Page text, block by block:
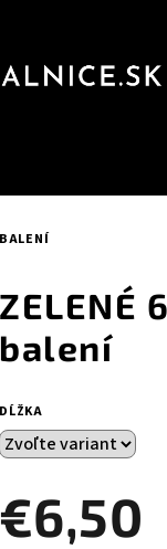
ZELENÉ
balení
DĹŽKA
€6,50